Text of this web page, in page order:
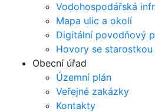
Vodohospodářská
Mapa ulic a okolí
Digitální povodňový
Hovory se starostkou
Obecní úřad
Územní plán
Veřejné zakázky
Kontakty